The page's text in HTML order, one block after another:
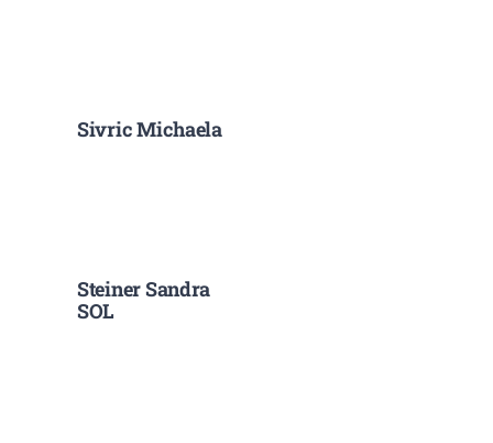
Sivric Michaela
Steiner Sandra
SOL